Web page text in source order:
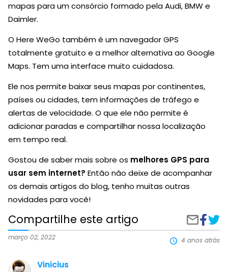
março 02, 2022 4 anos atrás
mapas para um consórcio formado pela Audi, BMW e
Daimler.
O Here WeGo também é um navegador GPS
totalmente gratuito e a melhor alternativa ao Google
Maps. Tem uma interface muito cuidadosa.
Ele nos permite baixar seus mapas por continentes,
países ou cidades, tem informações de tráfego e
alertas de velocidade. O que ele não permite é
adicionar paradas e compartilhar nossa localização
em tempo real.
Gostou de saber mais sobre os melhores GPS para
usar sem internet? Então não deixe de acompanhar
os demais artigos do blog, tenho muitas outras
novidades para você!
Compartilhe este artigo
por
e-
noGPS
para
Vinicius